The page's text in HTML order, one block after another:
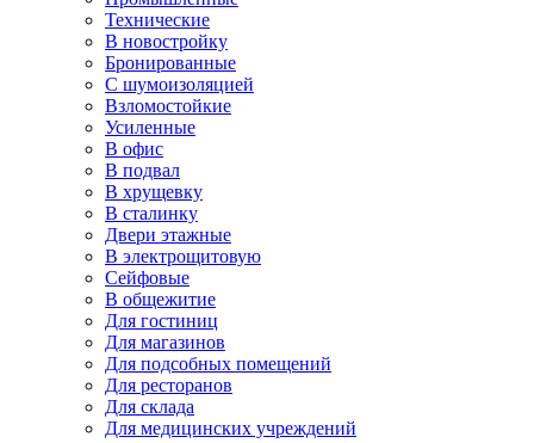
Технические
В новостройку
Бронированные
С шумоизоляцией
Взломостойкие
Усиленные
В офис
В подвал
В хрущевку
В сталинку
Двери этажные
В электрощитовую
Сейфовые
В общежитие
Для гостиниц
Для магазинов
Для подсобных помещений
Для ресторанов
Для склада
Для медицинских учреждений